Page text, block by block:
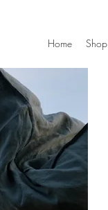
Home Shop